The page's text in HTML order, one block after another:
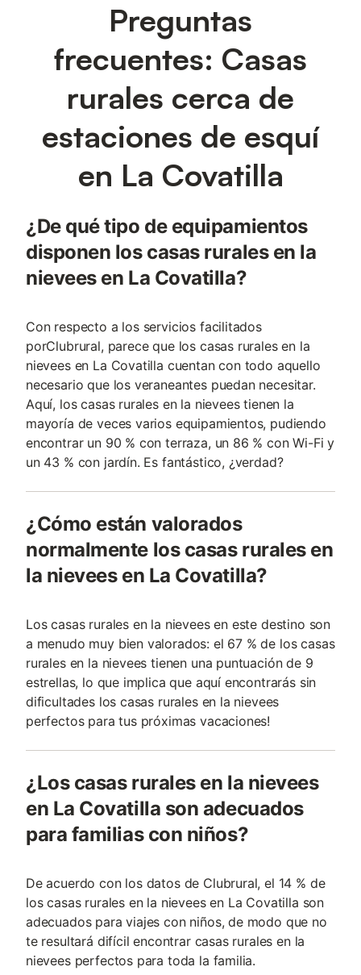
Preguntas
frecuentes: Casas
rurales cerca de
estaciones de esquí
en La Covatilla
¿De qué tipo de equipamientos
disponen los casas rurales en la
nievees en La Covatilla?
Con respecto a los servicios facilitados
porClubrural, parece que los casas rurales en la
nievees en La Covatilla cuentan con todo aquello
necesario que los veraneantes puedan necesitar.
Aquí, los casas rurales en la nievees tienen la
mayoría de veces varios equipamientos, pudiendo
encontrar un 90 % con terraza, un 86 % con Wi-Fi y
un 43 % con jardín. Es fantástico, ¿verdad?
¿Cómo están valorados
normalmente los casas rurales en
la nievees en La Covatilla?
Los casas rurales en la nievees en este destino son
a menudo muy bien valorados: el 67 % de los casas
rurales en la nievees tienen una puntuación de 9
estrellas, lo que implica que aquí encontrarás sin
dificultades los casas rurales en la nievees
perfectos para tus próximas vacaciones!
¿Los casas rurales en la nievees
en La Covatilla son adecuados
para familias con niños?
De acuerdo con los datos de Clubrural, el 14 % de
los casas rurales en la nievees en La Covatilla son
adecuados para viajes con niños, de modo que no
te resultará difícil encontrar casas rurales en la
nievees perfectos para toda la familia.